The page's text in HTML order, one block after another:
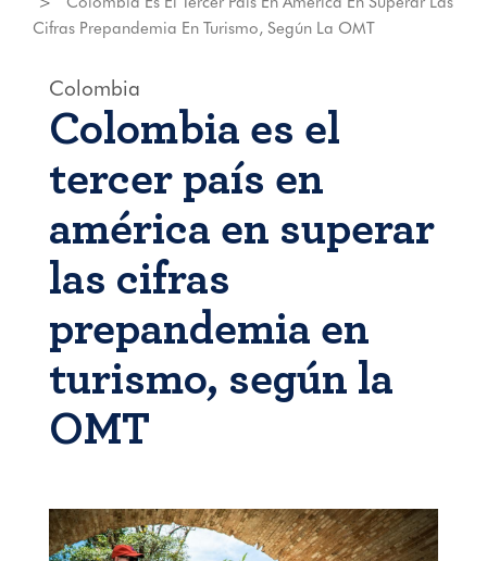
Cifras Prepandemia En Turismo, Según La OMT
Colombia
Colombia es el
tercer país en
américa en superar
las cifras
prepandemia en
turismo, según la
OMT